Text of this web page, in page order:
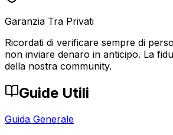
Garanzia Tra Privati
Ricordati di verificare sempre di
non inviare denaro in anticipo. La
della nostra community.
Guide Utili
Guida Generale